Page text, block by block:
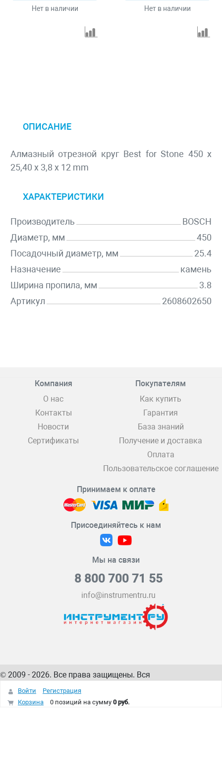
Нет в наличии Нет в наличии
ОПИСАНИЕ
Алмазный отрезной круг Best for Stone 450 x
25,40 x 3,8 x 12 mm
ХАРАКТЕРИСТИКИ
Производитель
BOSCH
Диаметр, мм
450
Посадочный диаметр, мм
25.4
Назначение
камень
Ширина пропила, мм
3.8
Артикул
2608602650
Компания
О нас
Контакты
Новости
Сертификаты
Покупателям
Как купить
Гарантия
База знаний
Получение и доставка
Оплата
Пользовательское соглашение
Принимаем к оплате
Присоединяйтесь к нам
Мы на связи
8 800 700 71 55
info@instrumentru.ru
© 2009 - 2026. Все права защищены. Вся
информация на сайте – собственность
интернет-магазина
Войти
Регистрация
Корзина
0 позиций на сумму 0 руб.